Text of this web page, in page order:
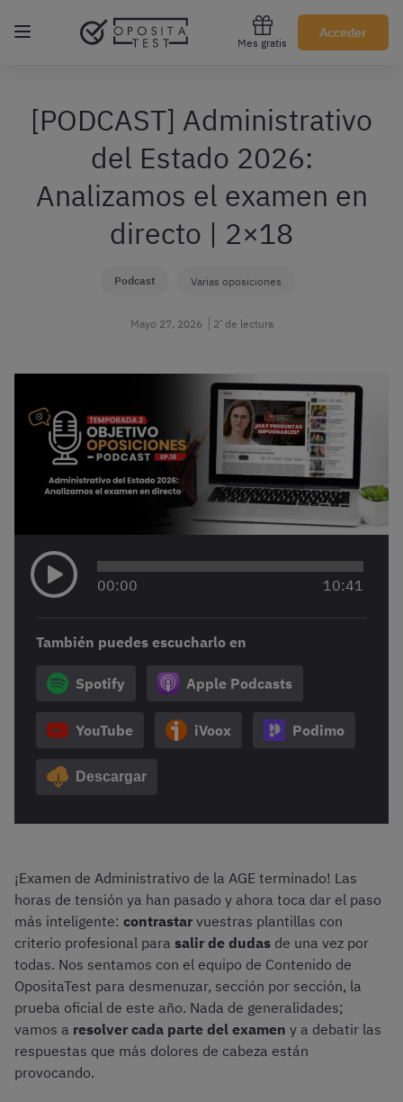
Mes gratis
Acceder
Regístrate gratis
[PODCAST] Administrativo
del Estado 2026:
Analizamos el examen en
directo | 2×18
Podcast Varias oposiciones
Mayo 27, 2026 2’ de lectura
00:00 10:41
También puedes escucharlo en
Spotify Apple Podcasts
YouTube iVoox Podimo
Descargar
¡Examen de Administrativo de la AGE terminado! Las
horas de tensión ya han pasado y ahora toca dar el paso
más inteligente: contrastar vuestras plantillas con
criterio profesional para salir de dudas de una vez por
todas. Nos sentamos con el equipo de Contenido de
OpositaTest para desmenuzar, sección por sección, la
prueba oficial de este año. Nada de generalidades;
vamos a resolver cada parte del examen y a debatir las
respuestas que más dolores de cabeza están
provocando.